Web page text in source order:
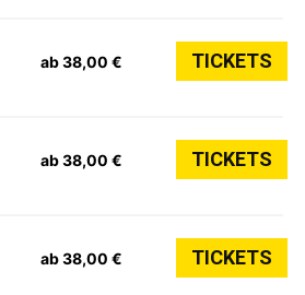
ab 38,00 € TICKETS
ab 38,00 € TICKETS
ab 38,00 € TICKETS